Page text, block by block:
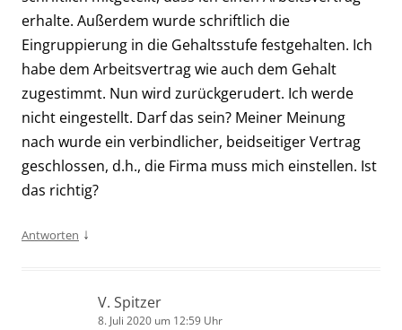
erhalte. Außerdem wurde schriftlich die
Eingruppierung in die Gehaltsstufe festgehalten. Ich
habe dem Arbeitsvertrag wie auch dem Gehalt
zugestimmt. Nun wird zurückgerudert. Ich werde
nicht eingestellt. Darf das sein? Meiner Meinung
nach wurde ein verbindlicher, beidseitiger Vertrag
geschlossen, d.h., die Firma muss mich einstellen. Ist
das richtig?
Antworten ↓
V. Spitzer
8. Juli 2020 um 12:59 Uhr